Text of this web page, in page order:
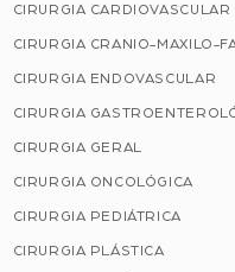
CIRURGIA CARDIOVASCULAR
CIRURGIA CRANIO-MAXILO-
CIRURGIA ENDOVASCULAR
CIRURGIA
CIRURGIA GERAL
CIRURGIA ONCOLÓGICA
CIRURGIA PEDIÁTRICA
CIRURGIA PLÁSTICA